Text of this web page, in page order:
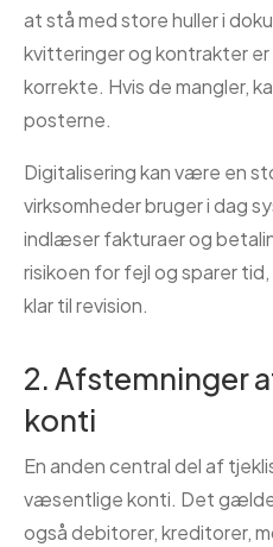
at stå med store huller i
kvitteringer og kontrakter
korrekte. Hvis de mangler,
posterne.
Digitalisering kan være en
virksomheder bruger i dag
indlæser fakturaer og
risikoen for fejl og sparer
klar til revision.
2. Afstemninger
konti
En anden central del af
væsentlige konti. Det
også debitorer, kreditorer,